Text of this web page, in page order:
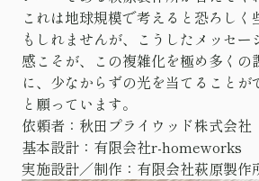
これは地球規模で考えると恐ろし
もしれませんが、こうしたメッセ
感こそが、この複雑化を極め多くの
に、少なからずの光を当てることが
と願っています。
依頼者：秋田プライウッド株式会社
基本設計：有限会社r-homeworks
実施設計／制作：有限会社萩原製作